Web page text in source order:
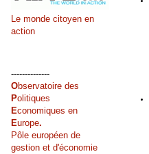
Le monde citoyen en
action
--------------
Observatoire des
Politiques
Economiques en
Europe.
Pôle européen de
gestion et d'économie